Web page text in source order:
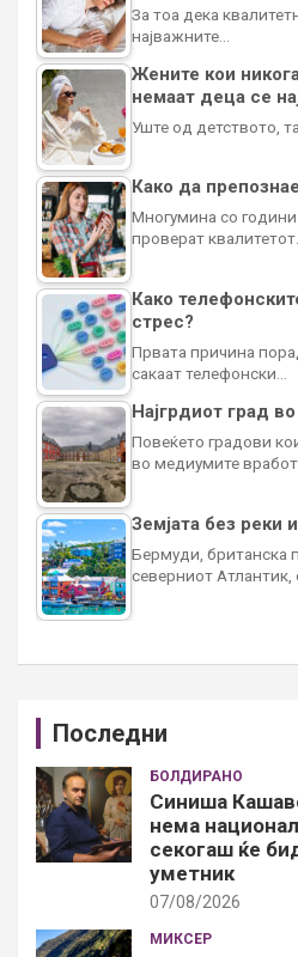
За тоа дека
најважните…
Жените кои
немаат деца се
Уште од детството,
Како да
Многумина со
проверат квалитетот…
Како
стрес?
Првата причина
сакаат телефонски…
Најгрдиот град
Повеќето градови
во медиумите
Земјата без реки
Бермуди, британска
северниот Атлантик,
Последни
БОЛДИРАНО
Синиша
нема
секогаш ќе
уметник
07/08/2026
МИКСЕР